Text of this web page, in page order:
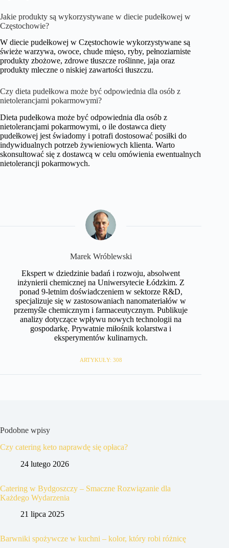
Jakie produkty są wykorzystywane w diecie pudełkowej w
Częstochowie?
W diecie pudełkowej w Częstochowie wykorzystywane są
świeże warzywa, owoce, chude mięso, ryby, pełnoziarniste
produkty zbożowe, zdrowe tłuszcze roślinne, jaja oraz
produkty mleczne o niskiej zawartości tłuszczu.
Czy dieta pudełkowa może być odpowiednia dla osób z
nietolerancjami pokarmowymi?
Dieta pudełkowa może być odpowiednia dla osób z
nietolerancjami pokarmowymi, o ile dostawca diety
pudełkowej jest świadomy i potrafi dostosować posiłki do
indywidualnych potrzeb żywieniowych klienta. Warto
skonsultować się z dostawcą w celu omówienia ewentualnych
nietolerancji pokarmowych.
Marek Wróblewski
Ekspert w dziedzinie badań i rozwoju, absolwent
inżynierii chemicznej na Uniwersytecie Łódzkim. Z
ponad 9-letnim doświadczeniem w sektorze R&D,
specjalizuje się w zastosowaniach nanomateriałów w
przemyśle chemicznym i farmaceutycznym. Publikuje
analizy dotyczące wpływu nowych technologii na
gospodarkę. Prywatnie miłośnik kolarstwa i
eksperymentów kulinarnych.
ARTYKUŁY: 308
Podobne wpisy
Czy catering keto naprawdę się opłaca?
24 lutego 2026
Catering w Bydgoszczy – Smaczne Rozwiązanie dla
Każdego Wydarzenia
21 lipca 2025
Barwniki spożywcze w kuchni – kolor, który robi różnicę